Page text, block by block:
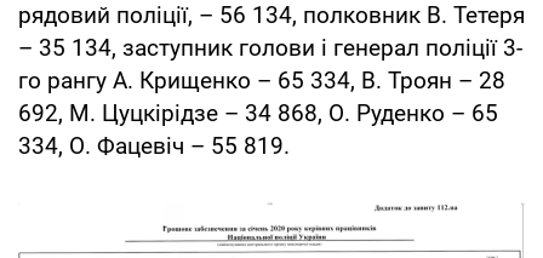
рядовий поліції, – 56 134, полковник В. Тетеря
– 35 134, заступник голови і генерал поліції 3-
го рангу А. Крищенко – 65 334, В. Троян – 28
692, М. Цуцкірідзе – 34 868, О. Руденко – 65
334, О. Фацевіч – 55 819.